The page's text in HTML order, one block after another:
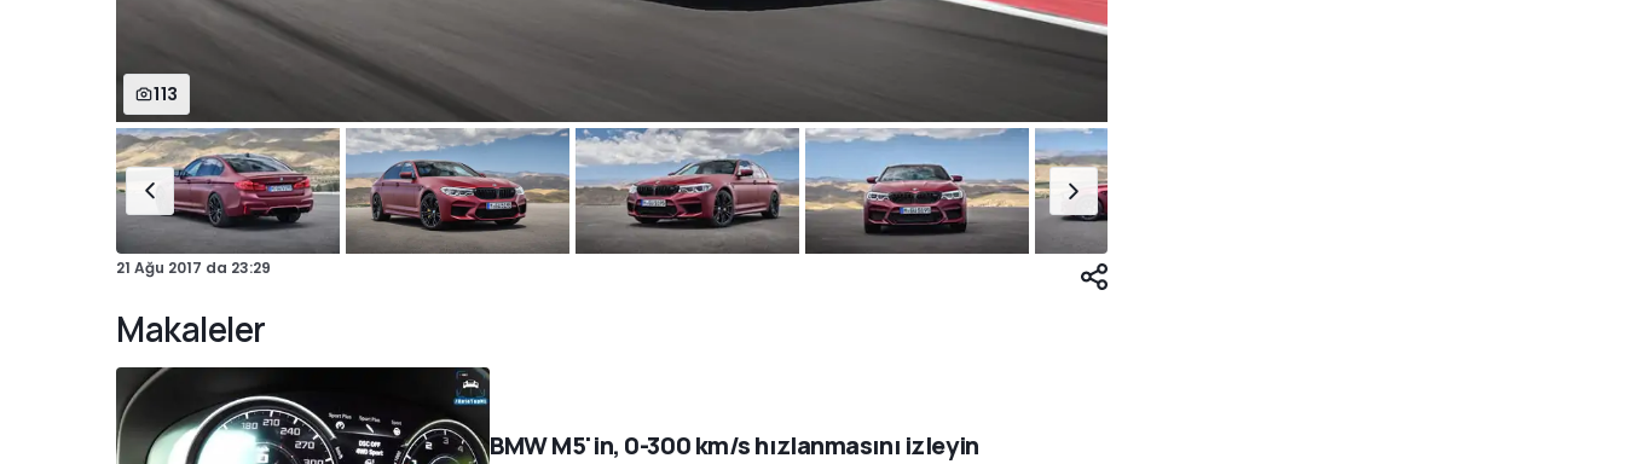
113
21 Ağu 2017 da 23:29
Makaleler
BMW M5'in, 0-300 km/s hızlanmasını izleyin